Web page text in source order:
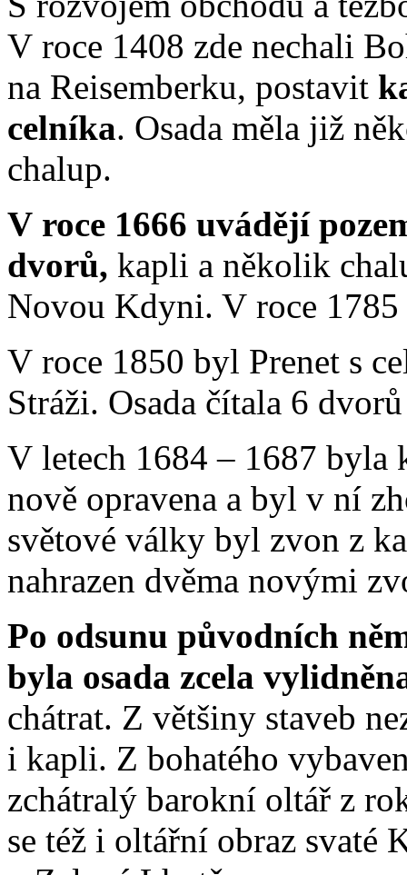
V roce 1408 zde nechali
na Reisemberku, postavit
celníka. Osada měla již
chalup.
V roce 1666 uvádějí
dvorů, kapli a několik
Novou Kdyni. V roce
V roce 1850 byl Prenet s
Stráži. Osada čítala 6
V letech 1684 – 1687 byla
nově opravena a byl v ní
světové války byl zvon z
nahrazen dvěma novými
Po odsunu původních
byla osada zcela
chátrat. Z většiny staveb
i kapli. Z bohatého
zchátralý barokní oltář z
se též i oltářní obraz svaté